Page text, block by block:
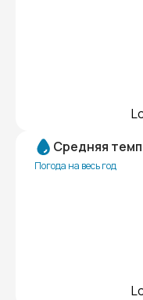
Средняя
Погода на весь год